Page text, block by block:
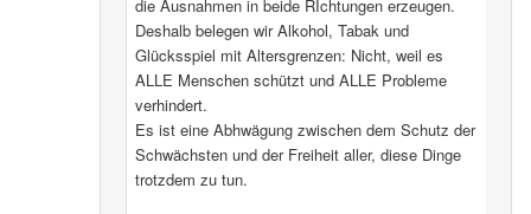
die Ausnahmen in beide RIchtungen erzeugen.
Deshalb belegen wir Alkohol, Tabak und
Glücksspiel mit Altersgrenzen: Nicht, weil es
ALLE Menschen schützt und ALLE Probleme
verhindert.
Es ist eine Abhwägung zwischen dem Schutz der
Schwächsten und der Freiheit aller, diese Dinge
trotzdem zu tun.